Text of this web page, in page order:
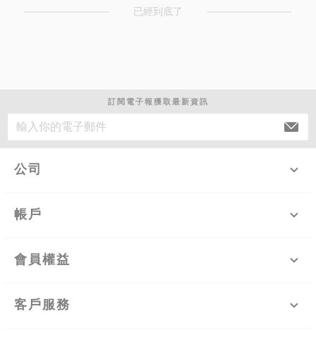
已經到底了
訂閱電子報獲取最新資訊
公司
帳戶
會員權益
客戶服務